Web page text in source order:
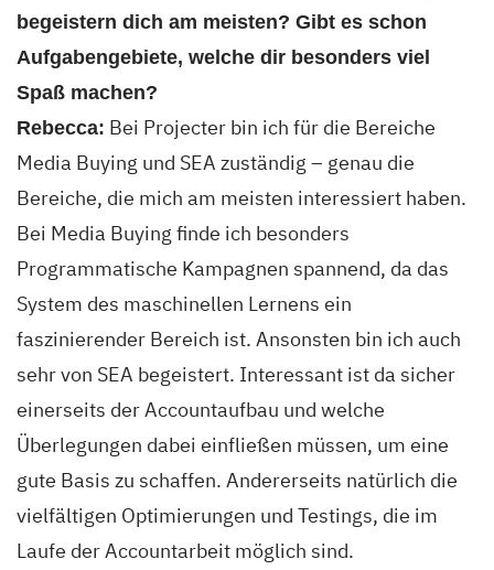
begeistern dich am meisten? Gibt es schon
Aufgabengebiete, welche dir besonders viel
Spaß machen?
Rebecca: Bei Projecter bin ich für die Bereiche
Media Buying und SEA zuständig – genau die
Bereiche, die mich am meisten interessiert haben.
Bei Media Buying finde ich besonders
Programmatische Kampagnen spannend, da das
System des maschinellen Lernens ein
faszinierender Bereich ist. Ansonsten bin ich auch
sehr von SEA begeistert. Interessant ist da sicher
einerseits der Accountaufbau und welche
Überlegungen dabei einfließen müssen, um eine
gute Basis zu schaffen. Andererseits natürlich die
vielfältigen Optimierungen und Testings, die im
Laufe der Accountarbeit möglich sind.